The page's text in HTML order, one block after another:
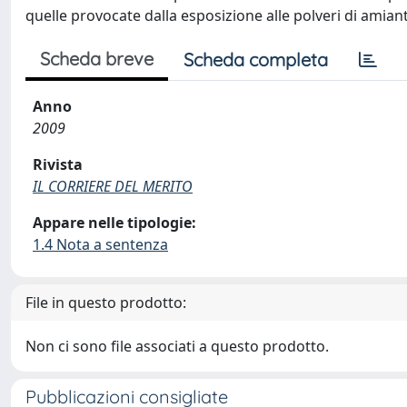
quelle provocate dalla esposizione alle polveri di
Scheda breve Scheda completa
Anno
2009
Rivista
IL CORRIERE DEL MERITO
Appare nelle tipologie:
1.4 Nota a sentenza
File in questo prodotto:
Non ci sono file associati a questo prodotto.
Pubblicazioni consigliate